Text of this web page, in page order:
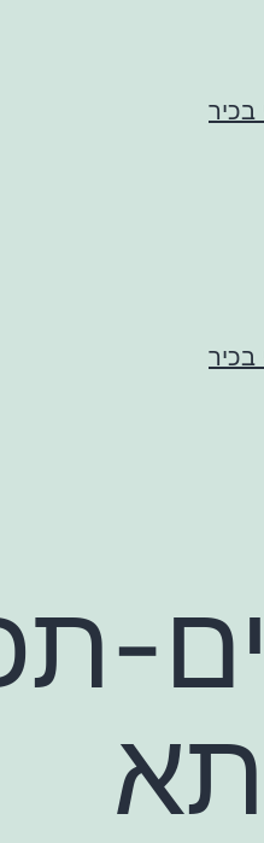
בכיר
בכיר